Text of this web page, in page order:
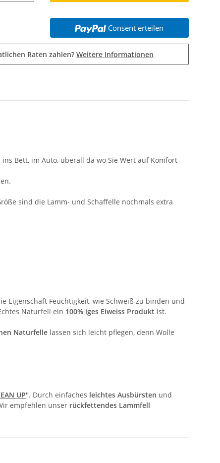
Consent erteilen
Raten zahlen? Weitere Informationen
Bett, im Auto, überall da wo Sie Wert auf Komfort
sind die Lamm- und Schaffelle nochmals extra
Eigenschaft Feuchtigkeit, wie Schweiß zu binden und
Naturfell ein 100% iges Eiweiss Produkt ist.
Naturfelle lassen sich leicht pflegen, denn Wolle
UP". Durch einfaches leichtes Ausbürsten und
empfehlen unser rückfettendes Lammfell